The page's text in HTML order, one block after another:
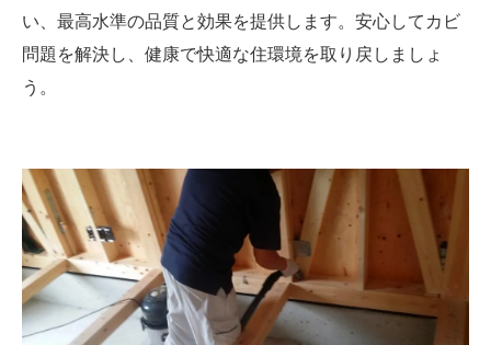
い、最高水準の品質と効果を提供します。安心してカビ
問題を解決し、健康で快適な住環境を取り戻しましょ
う。